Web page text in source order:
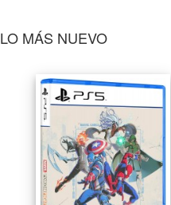
LO MÁS NUEVO